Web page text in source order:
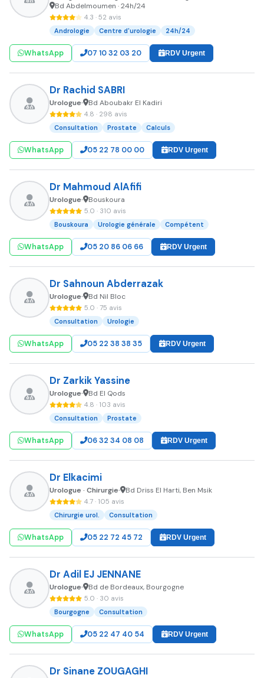
Bd Abdelmoumen · 24h/24
4.3 · 52 avis
Andrologie Centre d'urologie 24h/24
WhatsApp 07 10 32 03 20 RDV Urgent
Dr Rachid SABRI
Urologue• Bd Aboubakr El Kadiri
4.8 · 298 avis
Consultation Prostate Calculs
WhatsApp 05 22 78 00 00 RDV Urgent
Dr Mahmoud AlAfifi
Urologue• Bouskoura
5.0 · 310 avis
Bouskoura Urologie générale Compétent
WhatsApp 05 20 86 06 66 RDV Urgent
Dr Sahnoun Abderrazak
Urologue• Bd Nil Bloc
5.0 · 75 avis
Consultation Urologie
WhatsApp 05 22 38 38 35 RDV Urgent
Dr Zarkik Yassine
Urologue• Bd El Qods
4.8 · 103 avis
Consultation Prostate
WhatsApp 06 32 34 08 08 RDV Urgent
Dr Elkacimi
Urologue · Chirurgie• Bd Driss El Harti, Ben Msik
4.7 · 105 avis
Chirurgie urol. Consultation
WhatsApp 05 22 72 45 72 RDV Urgent
Dr Adil EJ JENNANE
Urologue• Bd de Bordeaux, Bourgogne
5.0 · 30 avis
Bourgogne Consultation
WhatsApp 05 22 47 40 54 RDV Urgent
Dr Sinane ZOUGAGHI